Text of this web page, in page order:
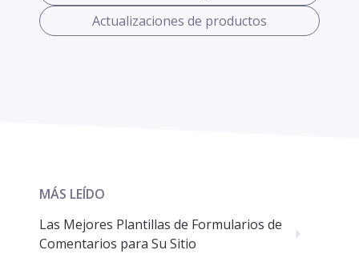
Actualizaciones de productos
MÁS LEÍDO
Las Mejores Plantillas de Formularios de
Comentarios para Su Sitio